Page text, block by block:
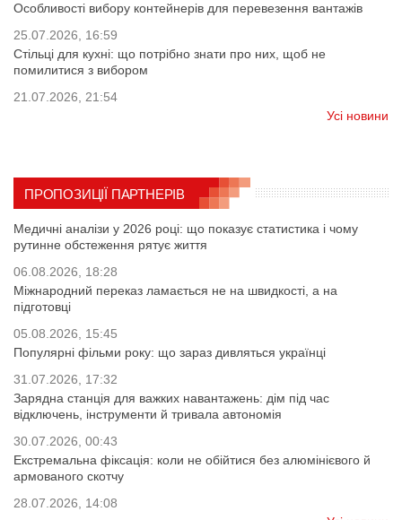
Особливості вибору контейнерів для перевезення вантажів
25.07.2026, 16:59
Стільці для кухні: що потрібно знати про них, щоб не
помилитися з вибором
21.07.2026, 21:54
Усі новини
ПРОПОЗИЦІЇ ПАРТНЕРІВ
Медичні аналізи у 2026 році: що показує статистика і чому
рутинне обстеження рятує життя
06.08.2026, 18:28
Міжнародний переказ ламається не на швидкості, а на
підготовці
05.08.2026, 15:45
Популярні фільми року: що зараз дивляться українці
31.07.2026, 17:32
Зарядна станція для важких навантажень: дім під час
відключень, інструменти й тривала автономія
30.07.2026, 00:43
Екстремальна фіксація: коли не обійтися без алюмінієвого й
армованого скотчу
28.07.2026, 14:08